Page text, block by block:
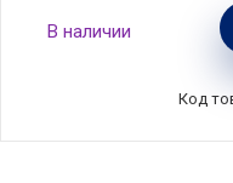
Бутылка для
керамика,
В наличии
Код